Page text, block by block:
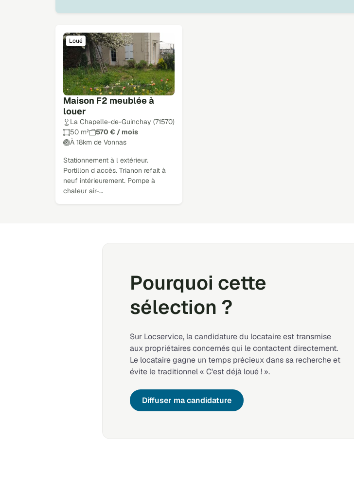
Maison F2 meublée à
louer
Loué
La Chapelle-de-Guinchay (71570)
50 m²
570 € / mois
À 18km de Vonnas
Stationnement à l extérieur.
Portillon d accès. Trianon refait à
neuf intérieurement. Pompe à
chaleur air-…
Pourquoi cette
sélection ?
Sur Locservice, la candidature du locataire est transmise
aux propriétaires concernés qui le contactent directement.
Le locataire gagne un temps précieux dans sa recherche et
évite le traditionnel « C'est déjà loué ! ».
Diffuser ma candidature